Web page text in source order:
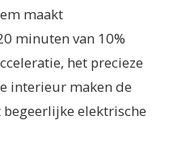
maakt
minuten van 10%
het precieze
interieur maken de
begeerlijke elektrische